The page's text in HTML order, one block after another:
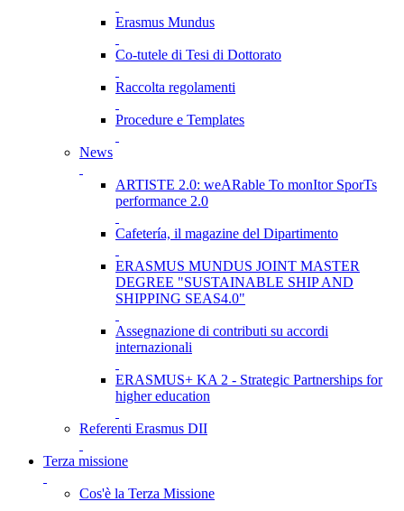
Erasmus Mundus
Co-tutele di Tesi di Dottorato
Raccolta regolamenti
Procedure e Templates
News
ARTISTE 2.0: weARable To monItor SporTs
performance 2.0
Cafetería, il magazine del Dipartimento
ERASMUS MUNDUS JOINT MASTER
DEGREE "SUSTAINABLE SHIP AND
SHIPPING SEAS4.0"
Assegnazione di contributi su accordi
internazionali
ERASMUS+ KA 2 - Strategic Partnerships for
higher education
Referenti Erasmus DII
Terza missione
Cos'è la Terza Missione